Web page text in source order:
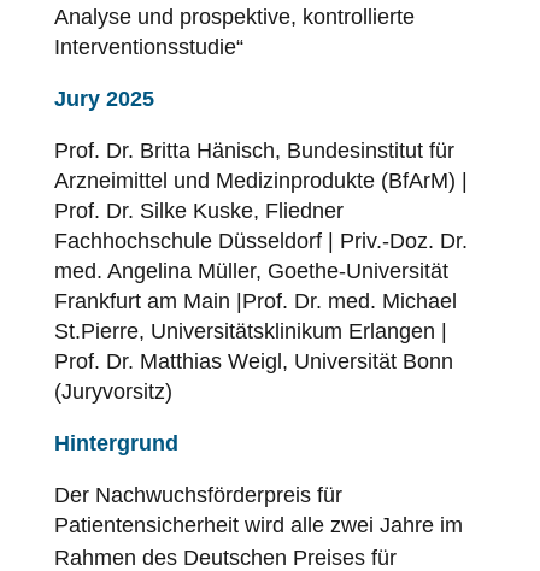
Analyse und prospektive, kontrollierte
Interventionsstudie“
Jury 2025
Prof. Dr. Britta Hänisch, Bundesinstitut für
Arzneimittel und Medizinprodukte (BfArM) |
Prof. Dr. Silke Kuske, Fliedner
Fachhochschule Düsseldorf | Priv.-Doz. Dr.
med. Angelina Müller, Goethe-Universität
Frankfurt am Main |Prof. Dr. med. Michael
St.Pierre, Universitätsklinikum Erlangen |
Prof. Dr. Matthias Weigl, Universität Bonn
(Juryvorsitz)
Hintergrund
Der Nachwuchsförderpreis für
Patientensicherheitwird alle zwei Jahre im
Rahmen des Deutschen Preises für